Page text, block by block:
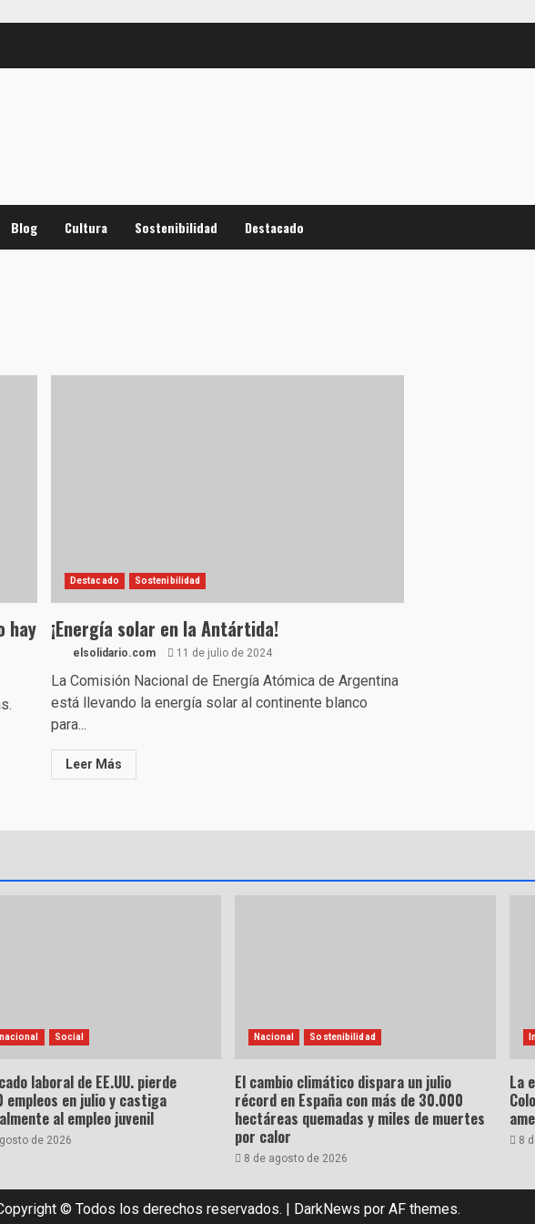
Blog Cultura Sostenibilidad Destacado
hay
Destacado Sostenibilidad
¡Energía solar en la Antártida!
elsolidario.com 11 de julio de 2024
La Comisión Nacional de Energía Atómica de Argentina
está llevando la energía solar al continente blanco
para...
Leer Más
Social
laboral de EE.UU. pierde
empleos en julio y castiga
al empleo juvenil
de 2026
Nacional Sostenibilidad
El cambio climático dispara un julio
récord en España con más de 30.000
hectáreas quemadas y miles de muertes
por calor
8 de agosto de 2026
La
8
© Todos los derechos reservados. | DarkNews por AF themes.